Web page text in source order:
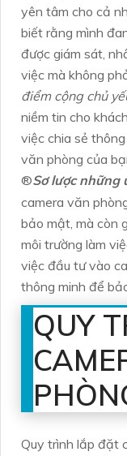
yên tâm cho cả
biết rằng mình
được giám sát,
việc mà không
điểm cộng chủ
niềm tin cho
việc chia sẻ
văn phòng của
®️Sơ lược những
camera văn
bảo mật, mà còn
môi trường làm
việc đầu tư vào
thông minh để
QUY
Quy trình lắp đặt